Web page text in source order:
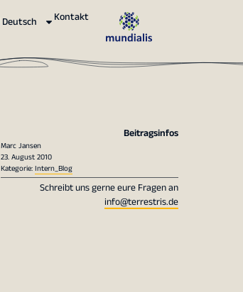
Deutsch Kontakt
Beitragsinfos
Marc Jansen
23. August 2010
Kategorie:Intern_Blog
Schreibt uns gerne eure Fragen an
info@terrestris.de